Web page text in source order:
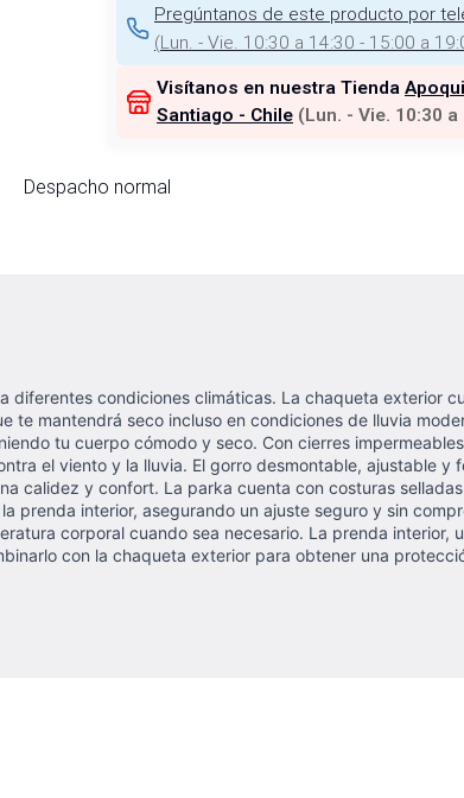
Pregúntanos de este producto por
(Lun. - Vie. 10:30 a 14:30 - 15:00 a
Visítanos en nuestra Tienda
Santiago - Chile (Lun. - Vie. 10:30
Despacho normal
condiciones climáticas. La chaqueta exterior
mantendrá seco incluso en condiciones de lluvia
tu cuerpo cómodo y seco. Con cierres
el viento y la lluvia. El gorro desmontable, ajustable
calidez y confort. La parka cuenta con costuras
prenda interior, asegurando un ajuste seguro y sin
corporal cuando sea necesario. La prenda interior,
con la chaqueta exterior para obtener una